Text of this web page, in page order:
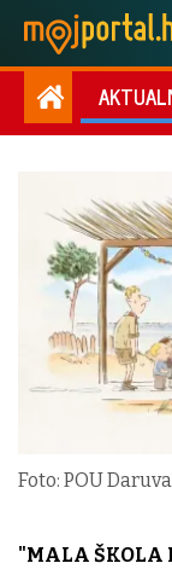
Foto: POU
"MALA ŠKOLA